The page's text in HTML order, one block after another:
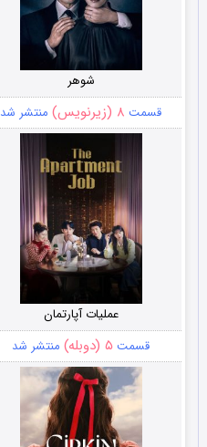
شوهر
قسمت ۸ (زیرنویس) منتشر شد
عملیات آپارتمان
قسمت ۵ (دوبله) منتشر شد